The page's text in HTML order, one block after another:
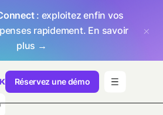
: exploitez enfin vos
rapidement. En savoir
plus →
Réservez une démo